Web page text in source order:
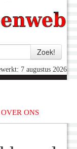
7 augustus 2026
OVER ONS